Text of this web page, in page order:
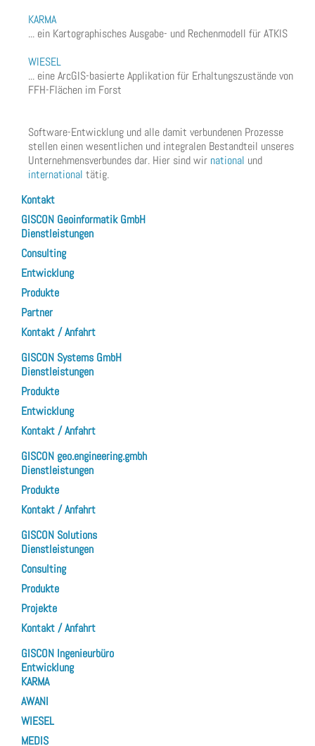
KARMA
... ein Kartographisches Ausgabe- und Rechenmodell für ATKIS
WIESEL
... eine ArcGIS-basierte Applikation für Erhaltungszustände von
FFH-Flächen im Forst
Software-Entwicklung und alle damit verbundenen Prozesse
stellen einen wesentlichen und integralen Bestandteil unseres
Unternehmensverbundes dar. Hier sind wir national und
international tätig.
Kontakt
GISCON Geoinformatik GmbH
Dienstleistungen
Consulting
Entwicklung
Produkte
Partner
Kontakt / Anfahrt
GISCON Systems GmbH
Dienstleistungen
Produkte
Entwicklung
Kontakt / Anfahrt
GISCON geo.engineering.gmbh
Dienstleistungen
Produkte
Kontakt / Anfahrt
GISCON Solutions
Dienstleistungen
Consulting
Produkte
Projekte
Kontakt / Anfahrt
GISCON Ingenieurbüro
Entwicklung
KARMA
AWANI
WIESEL
MEDIS